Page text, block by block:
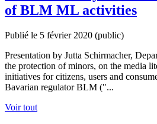
of BLM ML activities
Publié le 5 février 2020 (public)
Presentation by Jutta Schirmacher,
the protection of minors, on the media
initiatives for citizens, users and
Bavarian regulator BLM ("...
Voir tout